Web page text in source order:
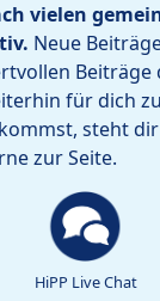
vielen
Neue
Beiträge
für dich
steht
zur Seite.
HiPP Live Chat